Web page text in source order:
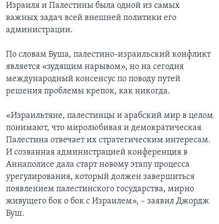
Израиля и Палестины была одной из самых
важных задач всей внешней политики его
администрации.
По словам Буша, палестино-израильский конфликт
является «зудящим нарывом», но на сегодня
международный консенсус по поводу путей
решения проблемы крепок, как никогда.
«Израильтяне, палестинцы и арабский мир в целом
понимают, что миролюбивая и демократическая
Палестина отвечает их стратегическим интересам.
И созванная администрацией конференция в
Аннаполисе дала старт новому этапу процесса
урегулирования, который должен завершиться
появлением палестинского государства, мирно
живущего бок о бок с Израилем», – заявил Джордж
Буш.